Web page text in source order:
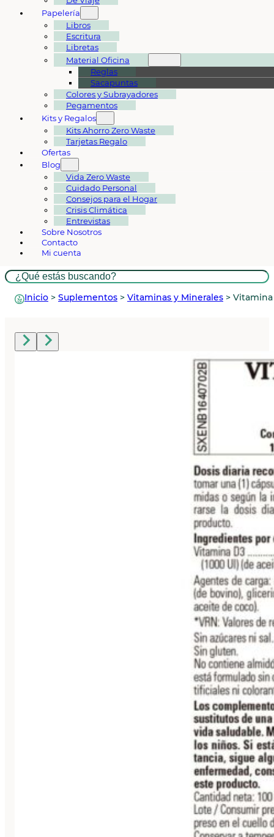
Papelería
Libros
Escritura
Libretas
Material Oficina
Reglas
Sacapuntas
Colores y Subrayadores
Pegamentos
Kits y Regalos
Kits Ahorro Zero Waste
Tarjetas Regalo
Ofertas
Blog
Vida Zero Waste
Cuidado Personal
Consejos para el Hogar
Crisis Climática
Entrevistas
Sobre Nosotros
Contacto
Mi cuenta
Buscar
Inicio > Suplementos > Vitaminas y Minerales > Vitamina